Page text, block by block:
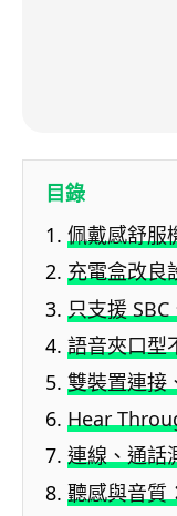
目錄
佩戴感舒服
充電盒改良
只支援
語音夾口型
雙裝置連接
Hear
連線、通話
聽感與音質